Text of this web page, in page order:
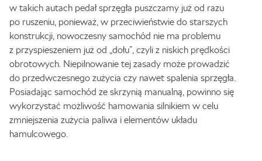
w takich autach pedał sprzęgła puszczamy już od razu
po ruszeniu, ponieważ, w przeciwieństwie do starszych
konstrukcji, nowoczesny samochód nie ma problemu
z przyspieszeniem już od „dołu”, czyli z niskich prędkości
obrotowych. Niepilnowanie tej zasady może prowadzić
do przedwczesnego zużycia czy nawet spalenia sprzęgła.
Posiadając samochód ze skrzynią manualną, powinno się
wykorzystać możliwość hamowania silnikiem w celu
zmniejszenia zużycia paliwa i elementów układu
hamulcowego.